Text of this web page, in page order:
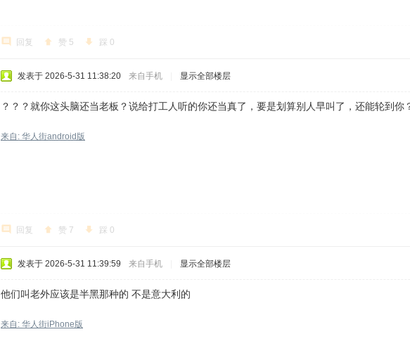
回复 赞 5 踩 0
发表于 2026-5-31 11:38:20 来自手机 显示全部楼层
？？？就你这头脑还当老板？说给打工人听的你还当真了，要是划算别人早叫了，还能轮到你
来自: 华人街android版
回复 赞 7 踩 0
发表于 2026-5-31 11:39:59 来自手机 显示全部楼层
他们叫老外应该是半黑那种的 不是意大利的
来自: 华人街iPhone版